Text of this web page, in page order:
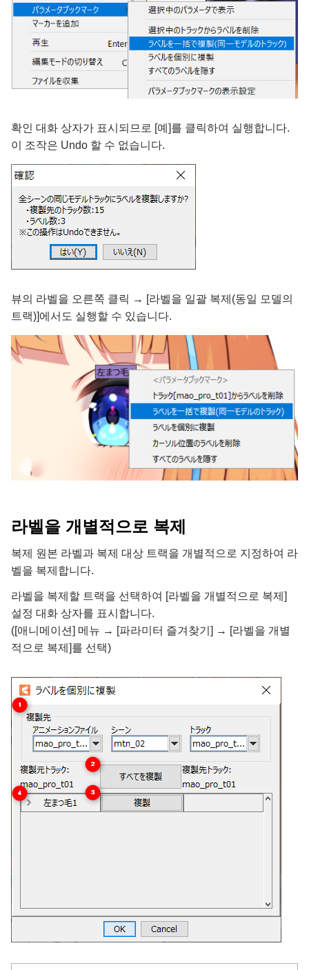
확인 대화 상자가 표시되므로 [예]를 클릭하여 실행합니다.
이 조작은 Undo 할 수 없습니다.
뷰의 라벨을 오른쪽 클릭 → [라벨을 일괄 복제(동일 모델의
트랙)]에서도 실행할 수 있습니다.
라벨을 개별적으로 복제
복제 원본 라벨과 복제 대상 트랙을 개별적으로 지정하여 라
벨을 복제합니다.
라벨을 복제할 트랙을 선택하여 [라벨을 개별적으로 복제]
설정 대화 상자를 표시합니다.
([애니메이션] 메뉴 → [파라미터 즐겨찾기] → [라벨을 개별
적으로 복제]를 선택)